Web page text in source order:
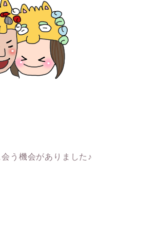
う機会がありました♪